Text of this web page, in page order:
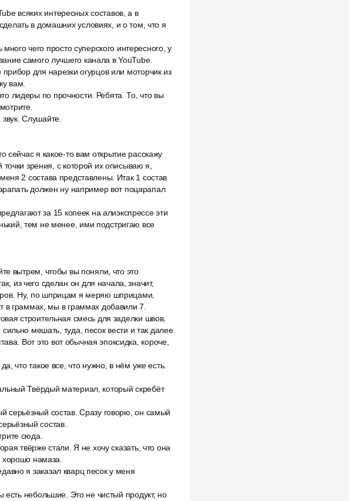
всяких интересных составов, а в
в домашних условиях, и о том, что я
чего просто суперского интересного, у
самого лучшего канала в YouTube.
для нарезки огурцов или моторчик из
вам.
лидеры по прочности. Ребята. То, что вы
Слушайте.
я какое-то вам открытие расскажу
зрения, с которой их описываю я,
2 состава представлены. Итак 1 состав
должен ну например вот поцарапал
за 15 копеек на алиэкспрессе эти
тем не менее, ими подстригаю все
вытрем, чтобы вы поняли, что это
из чего сделан он для начала, значит,
Ну, по шприцам я меряю шприцами,
в граммах, мы в граммах добавили 7.
строительная смесь для заделки швов,
мешать, туда, песок вести и так далее.
Вот это вот обычная эпоксидка, короче,
что такое все, что нужно, в нём уже есть.
Твёрдый материал, который скребёт
серьёзный состав. Сразу говорю, он самый
состав.
сюда.
твёрже стали. Я не хочу сказать, что она
хорошо намаза.
я заказал кварц песок у меня
есть небольшие. Это не чистый продукт, но